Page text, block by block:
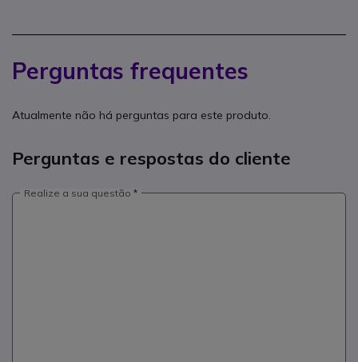
Perguntas frequentes
Atualmente não há perguntas para este produto.
Perguntas e respostas do cliente
Realize a sua questão